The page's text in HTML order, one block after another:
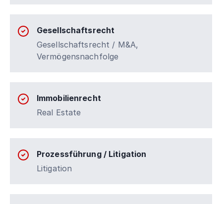
Gesellschaftsrecht
Gesellschaftsrecht / M&A,
Vermögensnachfolge
Immobilienrecht
Real Estate
Prozessführung / Litigation
Litigation